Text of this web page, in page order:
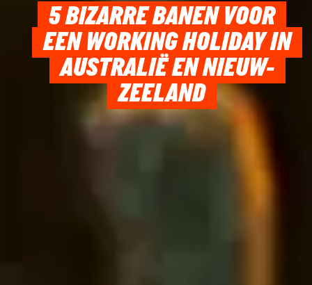
5 BIZARRE BANEN VOOR
EEN WORKING HOLIDAY IN
AUSTRALIË EN NIEUW-
ZEELAND